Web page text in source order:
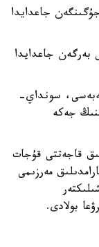
جاعدايدا
بەرگەن جاعدايدا
سونداي-
جەكە
قاجەتتى قۇجات
مەرزىمى
بولادى.